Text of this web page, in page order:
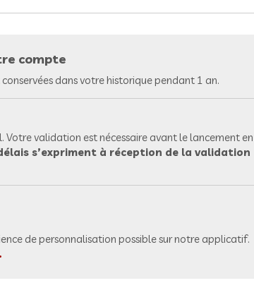
compte
dans votre historique pendant 1 an.
validation est nécessaire avant le lancement en
s’expriment à réception de la validation
de personnalisation possible sur notre applicatif.